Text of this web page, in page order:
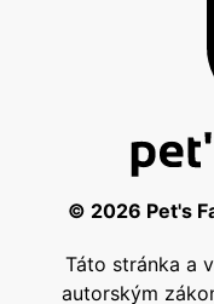
© 2026 Pet's
Táto stránka a
autorským